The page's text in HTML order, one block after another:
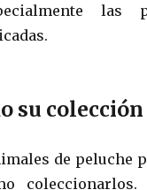
las
su colección
de peluche
coleccionarlos.